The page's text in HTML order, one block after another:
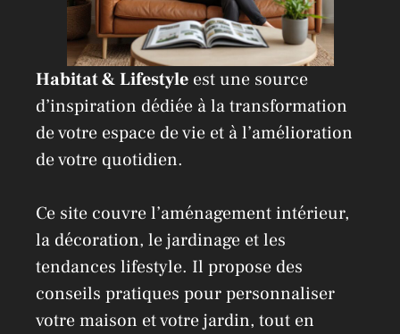
Habitat & Lifestyle est une source
d’inspiration dédiée à la transformation
de votre espace de vie et à l’amélioration
de votre quotidien.
Ce site couvre l’aménagement intérieur,
la décoration, le jardinage et les
tendances lifestyle. Il propose des
conseils pratiques pour personnaliser
votre maison et votre jardin, tout en